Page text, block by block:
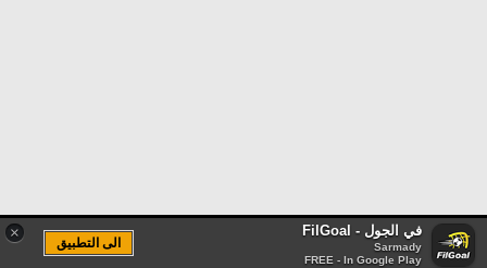
× في الجول - FilGoal
Sarmady
FREE - In Google Play
الى التطبيق